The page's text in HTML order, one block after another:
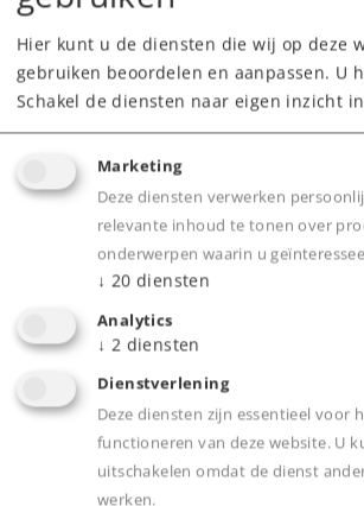
Onderdelen bestellen
Product
Productinfo
Hier kunt u de diensten die wij op deze
gebruiken beoordelen en aanpassen. U
Schakel de diensten naar eigen inzicht
Marketing
Deze diensten verwerken
relevante inhoud te tonen over
onderwerpen waarin u
↓ 20 diensten
Analytics
↓ 2 diensten
Dienstverlening
Deze diensten zijn essentieel voor
functioneren van deze website. U
uitschakelen omdat de dienst
werken.